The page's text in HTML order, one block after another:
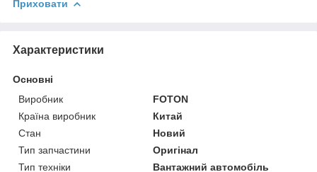
Приховати
Характеристики
Основні
Виробник
FOTON
Країна виробник
Китай
Стан
Новий
Тип запчастини
Оригінал
Тип техніки
Вантажний автомобіль